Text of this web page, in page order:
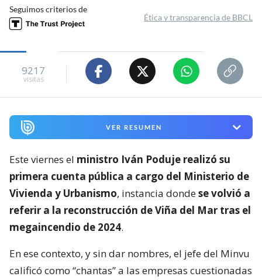
Seguimos criterios de
Ética y transparencia de BBCL
9217
visitas
VER RESUMEN
Este viernes el ministro Iván Poduje realizó su
primera cuenta pública a cargo del Ministerio de
Vivienda y Urbanismo, instancia dondese volvió a
referir a la reconstrucción de Viña del Mar tras el
megaincendio de 2024.
En ese contexto, y sin dar nombres, el jefe del Minvu
calificó como “chantas” a las empresas cuestionadas